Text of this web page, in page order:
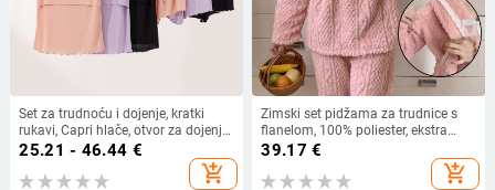
Set za trudnoću i dojenje, kratki
rukavi, Capri hlače, otvor za dojenje,
poliester 95%+, ljeto
25.21 - 46.44 €
add_shopping_cart
Zimski set pidžama za trudnice s
flanelom, 100% poliester, ekstra
debela tkanina 301–350 g/m², s
luksuzan stil
39.17 €
add_shopping_cart